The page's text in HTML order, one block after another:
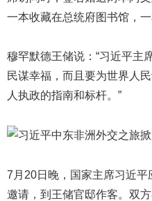
一本收藏在总统府图书馆，一
穆罕默德王储说：“习近平主
民谋幸福，而且要为世界人
人执政的指南和标杆。”
7月20日晚，国家主席习近
邀请，到王储官邸作客。双